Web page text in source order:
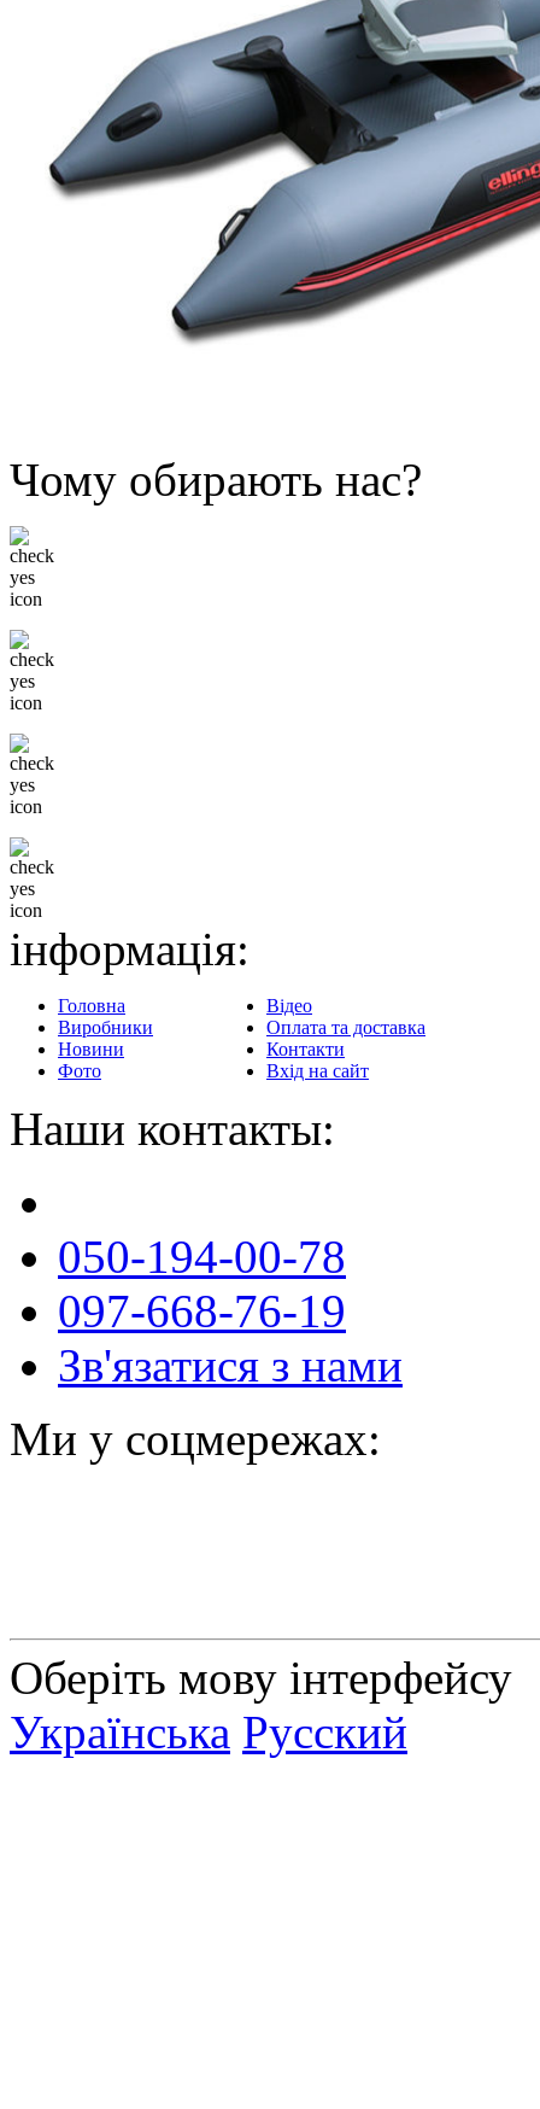
Чому обирають нас?
інформація:
Головна
Виробники
Новини
Фото
Відео
Оплата та доставка
Контакти
Вхід на сайт
Наши контакты:
050-194-00-78
097-668-76-19
Зв'язатися з нами
Ми у соцмережах:
Оберіть мову інтерфейсу
Українська Русский